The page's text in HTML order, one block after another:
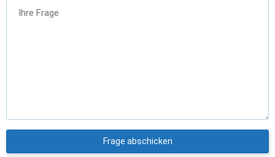
Ihre Frage
Frage abschicken